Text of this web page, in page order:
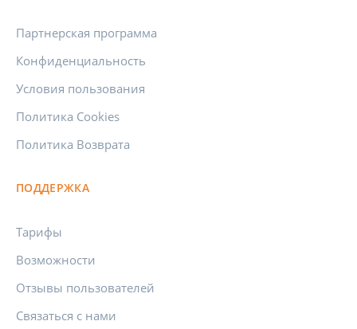
Партнерская программа
Конфиденциальность
Условия пользования
Политика Cookies
Политика Возврата
ПОДДЕРЖКА
Тарифы
Возможности
Отзывы пользователей
Связаться с нами